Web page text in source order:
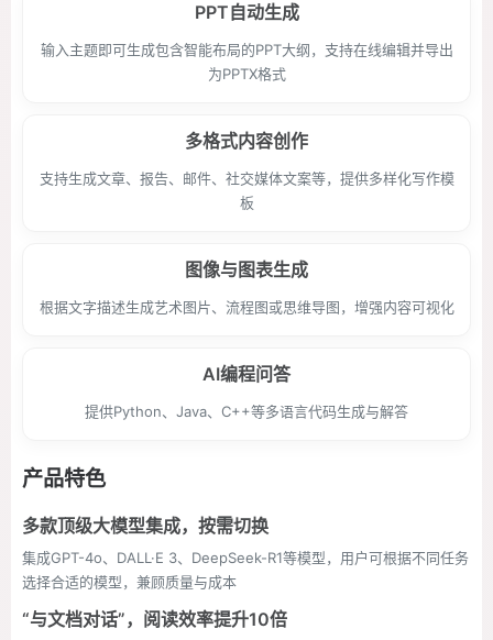
PPT自动生成
输入主题即可生成包含智能布局的PPT大纲，支持在线编辑并导出
为PPTX格式
多格式内容创作
支持生成文章、报告、邮件、社交媒体文案等，提供多样化写作模
板
图像与图表生成
根据文字描述生成艺术图片、流程图或思维导图，增强内容可视化
AI编程问答
提供Python、Java、C++等多语言代码生成与解答
产品特色
多款顶级大模型集成，按需切换
集成GPT-4o、DALL·E 3、DeepSeek-R1等模型，用户可根据不同任务
选择合适的模型，兼顾质量与成本
“与文档对话”，阅读效率提升10倍